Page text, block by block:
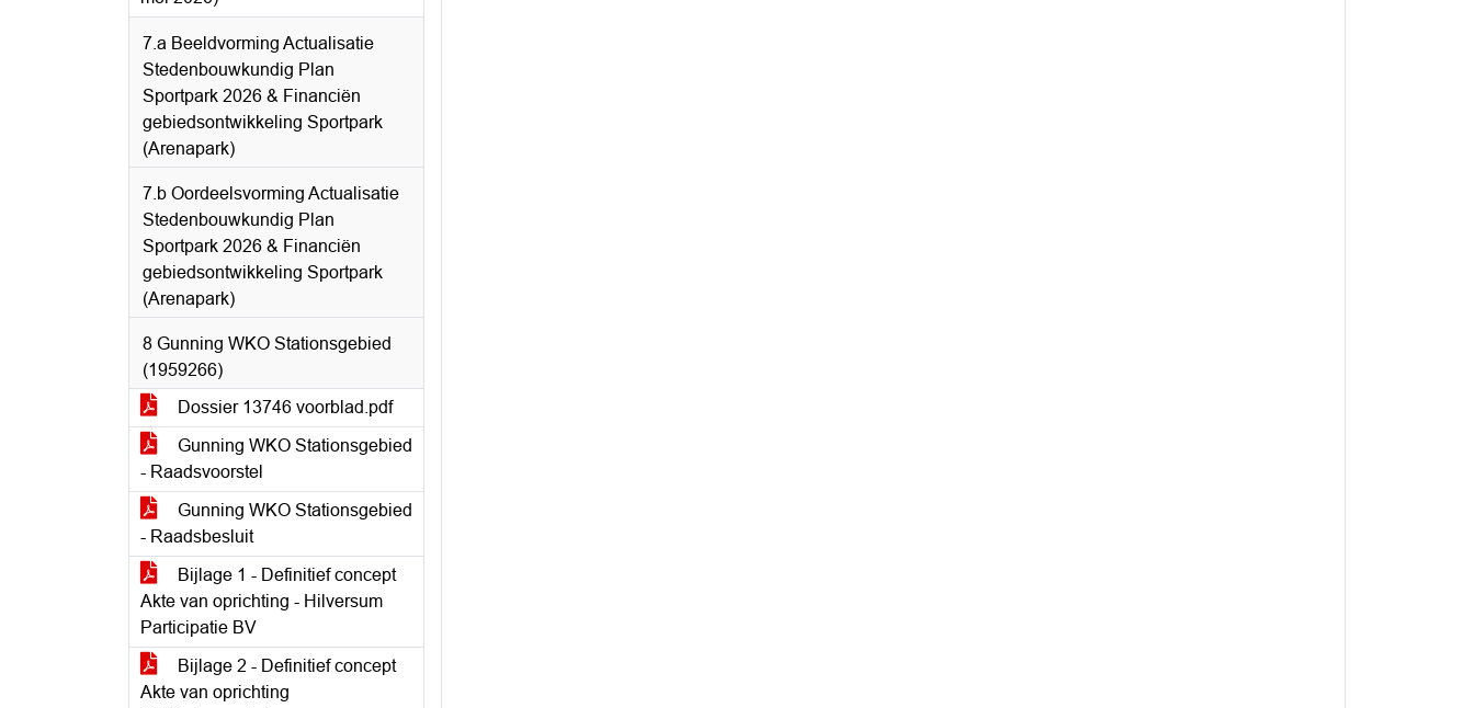
7.a Beeldvorming Actualisatie
Stedenbouwkundig Plan
Sportpark 2026 & Financiën
gebiedsontwikkeling Sportpark
(Arenapark)
7.b Oordeelsvorming Actualisatie
Stedenbouwkundig Plan
Sportpark 2026 & Financiën
gebiedsontwikkeling Sportpark
(Arenapark)
8 Gunning WKO Stationsgebied
(1959266)
Dossier 13746 voorblad.pdf
Gunning WKO Stationsgebied
- Raadsvoorstel
Gunning WKO Stationsgebied
- Raadsbesluit
Bijlage 1 - Definitief concept
Akte van oprichting - Hilversum
Participatie BV
Bijlage 2 - Definitief concept
Akte van oprichting